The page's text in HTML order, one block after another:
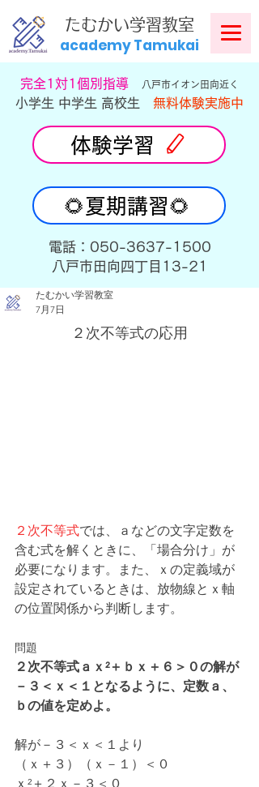
​たむかい学習教室
academy Tamukai
​完全1対1個別指導 八戸市イオン田向近く
小学生 中学生 高校生 無料体験実施中
体験学習
🌻夏期講習🌻
​電話：050-3637-1500
​八戸市田向四丁目13-21
たむかい学習教室
7月7日
２次不等式の応用
２次不等式では、ａなどの文字定数を
含む式を解くときに、「場合分け」が
必要になります。また、ｘの定義域が
設定されているときは、放物線とｘ軸
の位置関係から判断します。
問題
２次不等式ａｘ²＋ｂｘ＋６＞０の解が
－３＜ｘ＜１となるように、定数ａ、
ｂの値を定めよ。
解が－３＜ｘ＜１より
（ｘ＋３）（ｘ－１）＜０
ｘ²＋２ｘ－３＜０